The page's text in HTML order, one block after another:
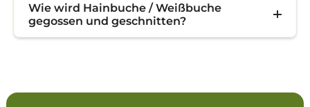
Wie wird Hainbuche / Weißbuche
gegossen und geschnitten?